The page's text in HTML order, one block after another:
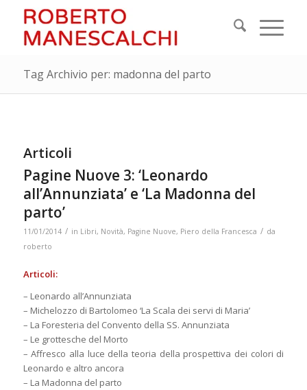
Tag Archivio per: madonna del parto
Articoli
Pagine Nuove 3: ‘Leonardo
all’Annunziata’ e ‘La Madonna del
parto’
11/01/2014 / in Libri, Novità, Pagine Nuove, Piero della Francesca / da
roberto
Articoli:
– Leonardo all’Annunziata
– Michelozzo di Bartolomeo ‘La Scala dei servi di Maria’
– La Foresteria del Convento della SS. Annunziata
– Le grottesche del Morto
– Affresco alla luce della teoria della prospettiva dei colori di
Leonardo e altro ancora
– La Madonna del parto